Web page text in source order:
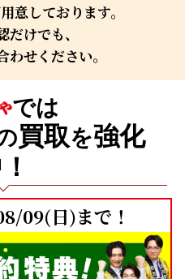
意しております。
けでも、
せください。
では
買取を強化
09(日)まで！